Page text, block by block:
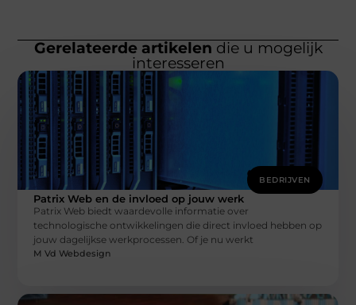
Gerelateerde artikelen die u mogelijk
interesseren
BEDRIJVEN
Patrix Web en de invloed op jouw werk
Patrix Web biedt waardevolle informatie over
technologische ontwikkelingen die direct invloed hebben op
jouw dagelijkse werkprocessen. Of je nu werkt
M Vd Webdesign